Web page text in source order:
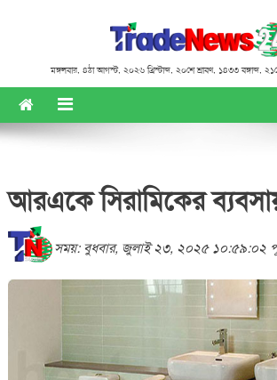
মঙ্গলবার, ৪ঠা আগস্ট, ২০২৬ খ্রিস্টাব্দ, ২০শে শ্রাবণ, ১৪৩৩ বঙ্গাব্দ,
আরএকে সিরামিকের
সময়: বুধবার, জুলাই ২৩, ২০২৫ ১০:৫৯:০২